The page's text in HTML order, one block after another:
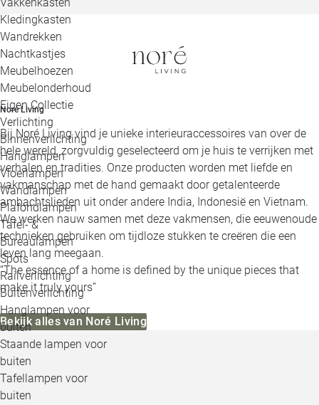
Kledingkasten
Wandrekken
Nachtkastjes
Meubelhoezen
Meubelonderhoud
Eigen Collectie
Verlichting
Binnenverlichting
Hanglampen
Vloerlampen
Wandlampen
Plafondlampen
Tafel- &
Bureaulampen
Spots
Railverlichting
Buitenverlichting
Hanglampen voor
buiten
Staande lampen voor
buiten
Tafellampen voor
buiten
Noré Living
Bij Noré Living vind je unieke interieuraccessoires van over de
hele wereld, zorgvuldig geselecteerd om je huis te verrijken met
verhalen en tradities. Onze producten worden met liefde en
vakmanschap met de hand gemaakt door getalenteerde
ambachtslieden uit onder andere India, Indonesië en Vietnam.
We werken nauw samen met deze vakmensen, die eeuwenoude
technieken gebruiken om tijdloze stukken te creëren die een
leven lang meegaan.
‘’The essence of a home is defined by the unique pieces that
make it truly yours’’
Bekijk alles van Noré Living